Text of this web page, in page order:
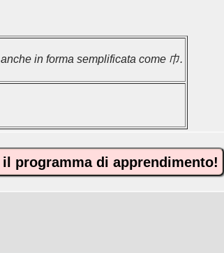
in forma semplificata come 巾.
programma di apprendimento!